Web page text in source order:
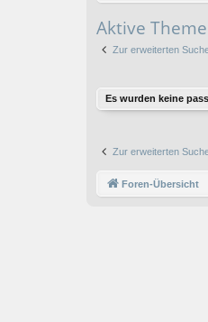
ug
Aktive
Zur erweiterten
Es wurden keine
Zur erweiterten
Foren-Übersicht